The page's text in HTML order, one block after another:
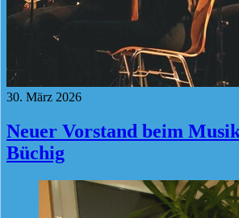
30. März 2026
Neuer Vorstand beim
Büchig